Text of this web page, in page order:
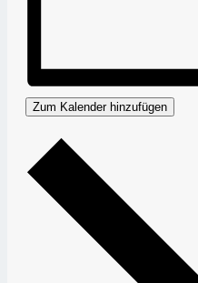
Zum Kalender hinzufügen